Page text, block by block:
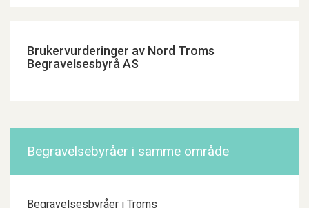
Brukervurderinger av Nord Troms
Begravelsesbyrå AS
Begravelsebyråer i samme område
Begravelsesbyråer i Troms